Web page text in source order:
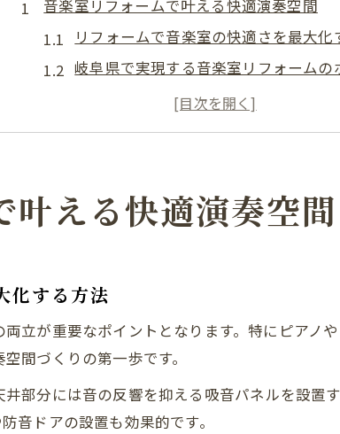
音楽室リフォームで叶える快適演奏空間
リフォームで音楽室の快適さを最大化
岐阜県で実現する音楽室リフォームの
防音設計とリフォームで叶う理想の演
音楽室リフォームが与える日常生活へ
自宅に音楽を響かせるためのリフォーム実例
音楽室リフォーム事例に学ぶ空間設計
リフォーム成功談から得る音響改善の
実際のリフォーム事例で分かる効果と
リフォームで音響を最適化するための
叶える快適演奏空間
化する方法
立が重要なポイントとなります。特にピアノ
間づくりの第一歩です。
部分には音の反響を抑える吸音パネルを設置
音ドアの設置も効果的です。